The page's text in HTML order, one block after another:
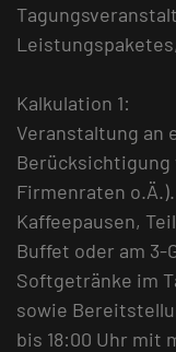
Kalkulation 1:
Veranstaltung an
Berücksichtigung
Firmenraten
Kaffeepausen,
Buffet oder am 3-
Softgetränke im
sowie
bis 18:00 Uhr mit